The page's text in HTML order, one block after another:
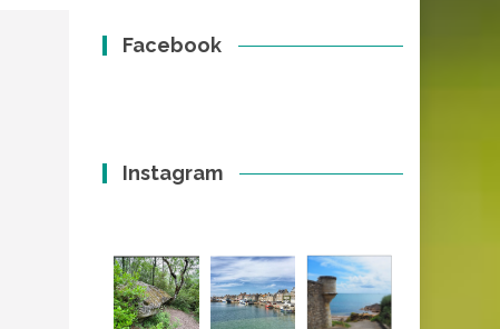
Facebook
Instagram